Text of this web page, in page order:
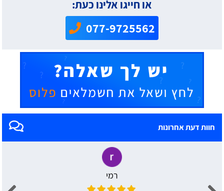
או חייגו אלינו כעת:
077-9725562
חוות דעת אחרונות
רמי